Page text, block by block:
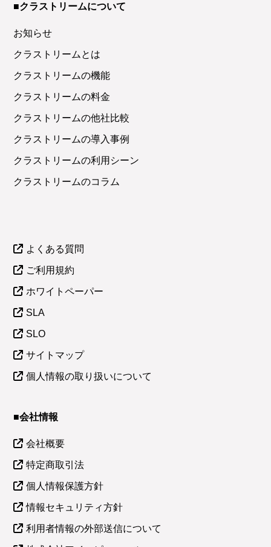
■クラストリームについて
お知らせ
クラストリームとは
クラストリームの機能
クラストリームの料金
クラストリームの他社比較
クラストリームの導入事例
クラストリームの利用シーン
クラストリームのコラム
よくある質問
ご利用規約
ホワイトペーパー
SLA
SLO
サイトマップ
個人情報の取り扱いについて
■会社情報
会社概要
特定商取引法
個人情報保護方針
情報セキュリティ方針
利用者情報の外部送信について